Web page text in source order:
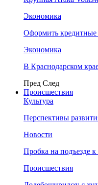
Экономика
Оформить кредитные
Экономика
В Краснодарском
Пред След
Происшествия
Культура
Перспективы
Новости
Пробка на подъезде
Происшествия